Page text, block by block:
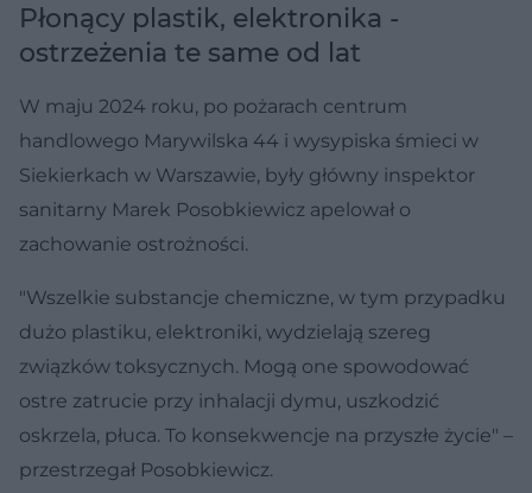
Płonący plastik, elektronika -
ostrzeżenia te same od lat
W maju 2024 roku, po pożarach centrum
handlowego Marywilska 44 i wysypiska śmieci w
Siekierkach w Warszawie, były główny inspektor
sanitarny Marek Posobkiewicz apelował o
zachowanie ostrożności.
"Wszelkie substancje chemiczne, w tym przypadku
dużo plastiku, elektroniki, wydzielają szereg
związków toksycznych. Mogą one spowodować
ostre zatrucie przy inhalacji dymu, uszkodzić
oskrzela, płuca. To konsekwencje na przyszłe życie" –
przestrzegał Posobkiewicz.